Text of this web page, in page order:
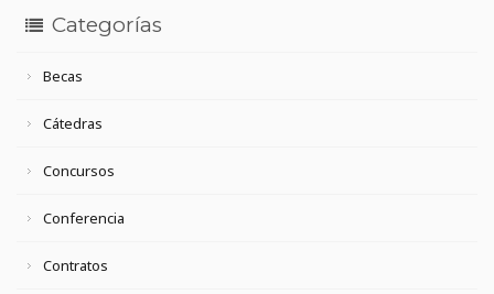
Categorías
Becas
Cátedras
Concursos
Conferencia
Contratos